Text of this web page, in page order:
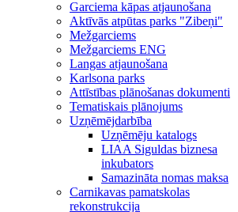
Garciema kāpas atjaunošana
Aktīvās atpūtas parks "Zibeņi"
Mežgarciems
Mežgarciems ENG
Langas atjaunošana
Karlsona parks
Attīstības plānošanas dokumenti
Tematiskais plānojums
Uzņēmējdarbība
Uzņēmēju katalogs
LIAA Siguldas biznesa
inkubators
Samazināta nomas maksa
Carnikavas pamatskolas
rekonstrukcija